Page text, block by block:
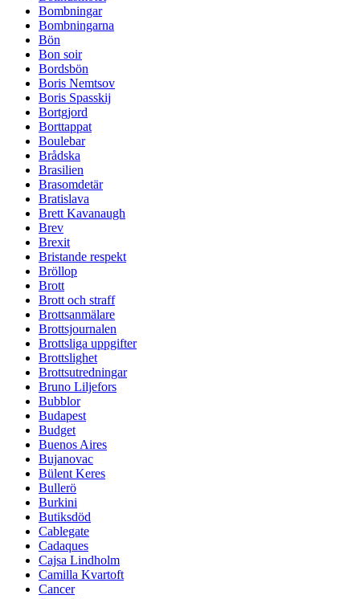
Bombningar
Bombningarna
Bön
Bon soir
Bordsbön
Boris Nemtsov
Boris Spasskij
Bortgjord
Borttappat
Boulebar
Brådska
Brasilien
Brasomdetär
Bratislava
Brett Kavanaugh
Brev
Brexit
Bristande respekt
Bröllop
Brott
Brott och straff
Brottsanmälare
Brottsjournalen
Brottsliga uppgifter
Brottslighet
Brottsutredningar
Bruno Liljefors
Bubblor
Budapest
Budget
Buenos Aires
Bujanovac
Bülent Keres
Bullerö
Burkini
Butiksdöd
Cablegate
Cadaques
Cajsa Lindholm
Camilla Kvartoft
Cancer